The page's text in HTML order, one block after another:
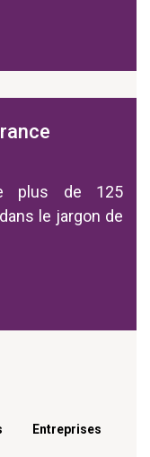
plus de 125
le jargon de
Entreprises